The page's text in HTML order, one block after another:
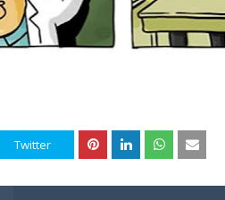
Twitter